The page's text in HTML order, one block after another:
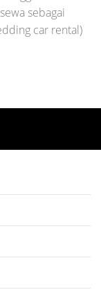
sebagai
car rental)